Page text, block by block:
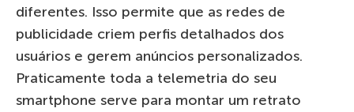
diferentes. Isso permite que as redes de
publicidade criem perfis detalhados dos
usuários e gerem anúncios personalizados.
Praticamente toda a telemetria do seu
smartphone serve para montar um retrato